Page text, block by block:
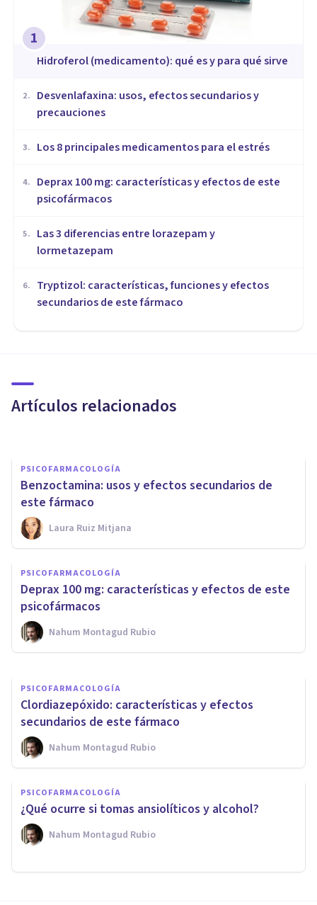
1
Hidroferol (medicamento): qué es y para qué sirve
2.
Desvenlafaxina: usos, efectos secundarios y
precauciones
3. Los 8 principales medicamentos para el estrés
4.
Deprax 100 mg: características y efectos de este
psicofármacos
5.
Las 3 diferencias entre lorazepam y
lormetazepam
6.
Tryptizol: características, funciones y efectos
secundarios de este fármaco
Artículos relacionados
​Tipos de ansiolíticos: los
ansiedad
PSICOFARMACOLOGÍA
Benzoctamina: usos y efectos secundarios de
este fármaco
Laura Ruiz Mitjana
PSICOFARMACOLOGÍA
Deprax 100 mg: características y efectos de este
psicofármacos
Nahum Montagud Rubio
PSICOFARMACOLOGÍA
Agomelatina: características y
efectos secundarios de este
antidepresivo
Unai Aso Poza
PSICOFARMACOLOGÍA
Clordiazepóxido: características y efectos
secundarios de este fármaco
Nahum Montagud Rubio
PSICOFARMACOLOGÍA
¿Qué ocurre si tomas ansiolíticos y alcohol?
Nahum Montagud Rubio